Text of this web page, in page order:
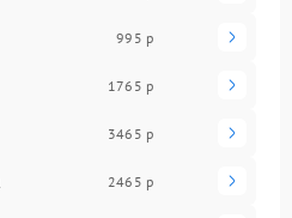
995 р
1765 р
3465 р
2465 р